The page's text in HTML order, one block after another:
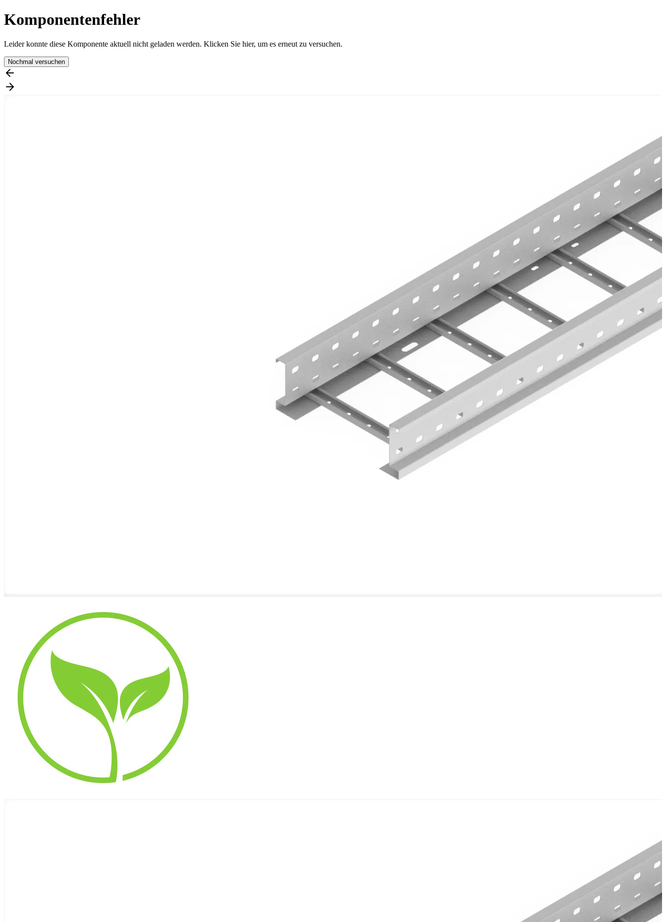
Komponentenfehler
Leider konnte diese Komponente aktuell nicht geladen werden. Klicken Sie hier, um es erneut zu versuchen.
Nochmal versuchen